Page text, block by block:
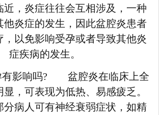
近，炎症往往会互相涉及，一种
他炎症的发生，因此盆腔炎患者
，以免影响受孕或者导致其他炎
症疾病的发生。
有影响吗? 盆腔炎在临床上全
，可表现为低热、易感疲乏。
分病人可有神经衰弱症状，如精